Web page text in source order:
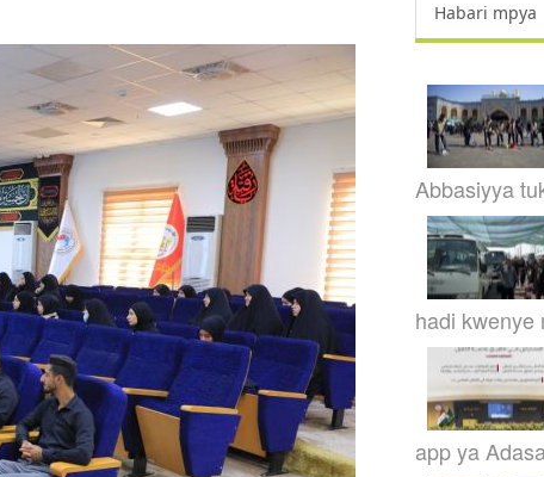
Habari mpya
Abbasiyya
hadi kwenye
app ya